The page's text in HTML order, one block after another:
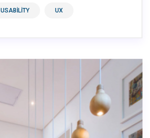
USABILITY UX